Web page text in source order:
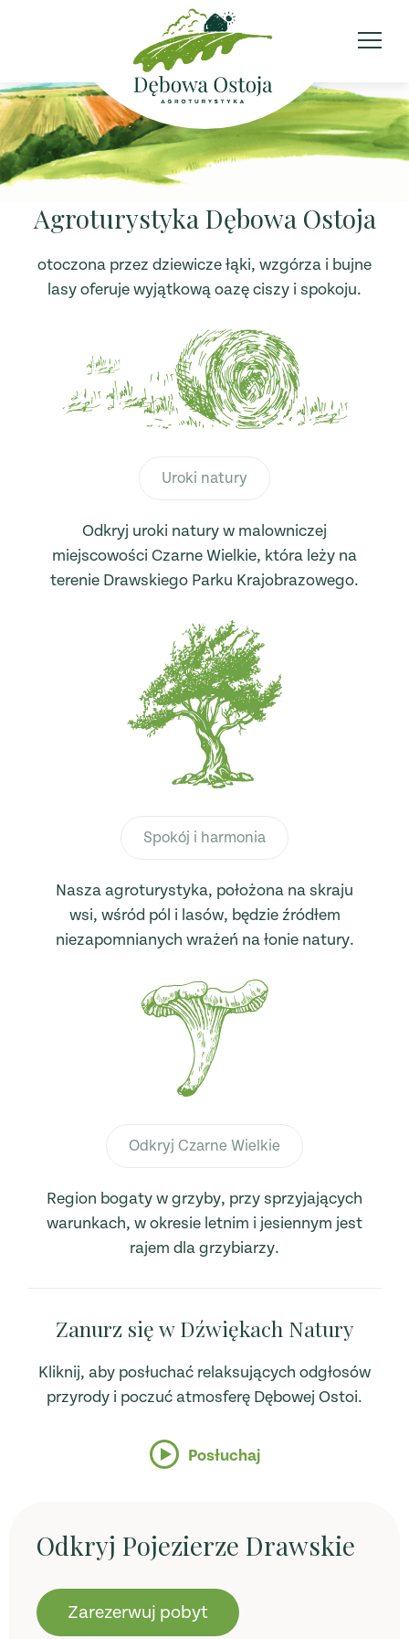
Agroturystyka Dębowa Ostoja
otoczona przez dziewicze łąki, wzgórza i bujne
lasy oferuje wyjątkową oazę ciszy i spokoju.
Uroki natury
Odkryj uroki natury w malowniczej
miejscowości Czarne Wielkie, która leży na
terenie Drawskiego Parku Krajobrazowego.
Spokój i harmonia
Nasza agroturystyka, położona na skraju
wsi, wśród pól i lasów, będzie źródłem
niezapomnianych wrażeń na łonie natury.
Odkryj Czarne Wielkie
Region bogaty w grzyby, przy sprzyjających
warunkach, w okresie letnim i jesiennym jest
rajem dla grzybiarzy.
Zanurz się w Dźwiękach Natury
Kliknij, aby posłuchać relaksujących odgłosów
przyrody i poczuć atmosferę Dębowej Ostoi.
Posłuchaj
Odkryj Pojezierze Drawskie
Zarezerwuj pobyt